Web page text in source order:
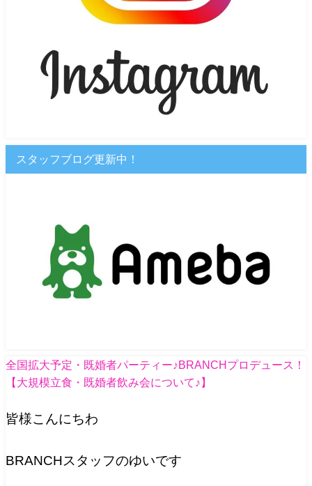
スタッフブログ更新中！
全国拡大予定・既婚者パーティー♪BRANCHプロデュース！
【大規模立食・既婚者飲み会について♪】
皆様こんにちわ
BRANCHスタッフのゆいです